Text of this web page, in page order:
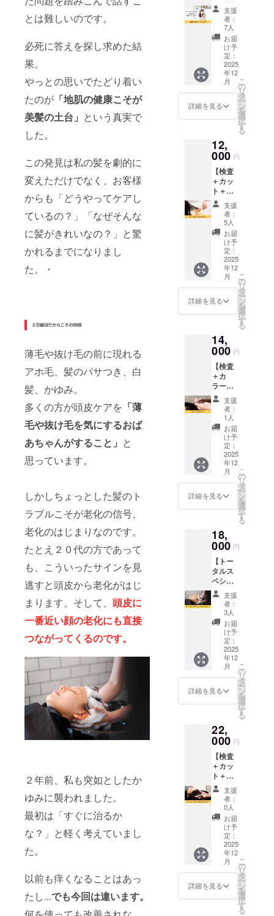
とは難しいのです。
必死に答えを探し求めた結
果。
やっとの思いでたどり着い
たのが 「地肌の健康こそが
美髪の土台」 という真実で
した。
この発見は私の髪を劇的に
変えただけでなく、お客様
からも「どうやってケアし
ているの？」「なぜそんな
に髪がきれいなの？」と驚
かれるまでになりまし
た。・
薄毛や抜け毛の前に現れる
アホ毛、髪のパサつき、白
髪、かゆみ。
多くの方が頭皮ケアを 「薄
毛や抜け毛を気にするおば
あちゃんがすること」 と
思っています。
しかしちょっとした髪のト
ラブルこそが老化の信号、
老化のはじまりなのです。
たとえ２０代の方であって
も、こういったサインを見
逃すと頭皮から老化がはじ
まります。そして、 頭皮に
一番近い顔の老化にも直接
つながってくるのです。
２年前、私も突如としたか
ゆみに襲われました。
最初は「すぐに治るか
な？」と軽く考えていまし
た。
以前も痒くなることはあっ
たし...でも今回は違います。
入者の
数によ
り変動
しま
す。 ※
掲載期
間は
2025年
12月か
ら1年間
です。
施術と
セット
で行っ
ていた
だきま
す。 頭
皮の角
質を専
用の
キット
を使用
格的な
頭皮診
断で
す。 美
容師す
ら肉眼
では確
認不可
能な微
細な情
報を採
取し、
詳しく
調べま
す。
「今後
起こり
ル」ま
で事前
にわか
りま
す。 専
門の研
究施設
に送り
ますの
で、診
断から
結果ま
で数日
かかり
ます。
※日程は
メール
で調整
きま
す。 ※
リター
ンの有
効期限
は2025
年12月
から1年
間で
す。
Dekore
re 兵庫
県西宮
市霞町
4-35 1
時間
9:00 -
ロン
ズ】
『Deko
rereデ
コレ
レ』の
企業ス
ポン
サーに
なれる
権利で
す。 企
業スポ
として
インス
タグラ
ムに企
業名を
掲載さ
せてい
ただき
ます。
※掲載す
る内容
はメー
ルにて
確認さ
せてい
ただき
ます。
たは企
業イ
メージ
が相違
する場
合等、
お断り
させて
いただ
く場合
があり
ます。
お断り
させて
いただ
いた場
合は返
※掲載期
間は
2025年
12月か
ら1年間
です。
支援
者：
7人
お届
け予
定：
2025
年12
月
詳細を見る
こ
の
リ
タ
ー
ン
を
選
択
す
る
12,
000 円
【検査
＋カッ
ト＋ヘ
アエス
テorス
パセッ
ト】 髪
の健康
状態を
チェッ
クした
うえ
で、理
想のス
タイル
と美し
へ導き
ます。
● 頭皮
検査 頭
皮の角
質を専
用の
キット
を使用
する本
格的な
頭皮診
断で
す。美
容師す
ら肉眼
では確
報を採
取し、
詳しく
調べま
す。
「今後
起こり
える頭
皮のト
ラブ
ル」ま
で事前
にわか
りま
す。専
門の研
究施設
断から
結果ま
で数日
かかり
ます。
● カッ
ト 頭皮
検査で
得られ
た情報
をもと
に、髪
の健や
かな成
長を考
タイル
をご提
支援
者：
5人
お届
け予
定：
2025
年12
月
詳細を見る
こ
の
リ
タ
ー
ン
を
選
択
す
る
14,
000 円
【検査
＋カ
ラー＋
ヘアエ
ステor
スパ
セッ
ト】 髪
と頭皮
にやさ
しい施
術で、
美しい
仕上が
りを叶
えるフ
スメ
ニュー
です。
● 頭皮
検査 頭
皮の角
質を専
用の
キット
を使用
する本
格的な
頭皮診
断で
す。美
容師す
ら肉眼
細な情
報を採
取し、
詳しく
調べま
す。
「今後
起こり
える頭
皮のト
ラブ
ル」ま
で事前
にわか
りま
す。専
門の研
支援
者：
1人
お届
け予
定：
2025
年12
月
詳細を見る
こ
の
リ
タ
ー
ン
を
選
択
す
る
18,
000 円
【トー
タルス
ペシャ
ルケア
セッ
ト】 検
査＋
カット
＋カ
ラー＋
ヘアエ
ステor
スパの
特別
コース
です。
キット
で独自
の検査
を行
い、
トータ
ルケア
するこ
とで健
やかな
美髪へ
と導き
ます。
● 頭皮
検査 頭
皮の角
質を専
支援
者：
3人
お届
け予
定：
2025
年12
月
詳細を見る
こ
の
リ
タ
ー
ン
を
選
択
す
る
22,
000 円
【検査
＋カッ
ト＋ス
トレー
ト＋ヘ
アエス
テセッ
ト】 頭
皮と髪
をしっ
かりケ
アしな
がら、
まとま
りのあ
るナ
支援
者：
0人
お届
け予
定：
2025
年12
月
詳細を見る
こ
の
リ
タ
ー
ン
を
選
択
す
る